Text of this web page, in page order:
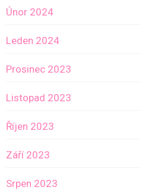
Únor 2024
Leden 2024
Prosinec 2023
Listopad 2023
Říjen 2023
Září 2023
Srpen 2023